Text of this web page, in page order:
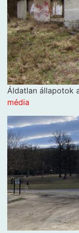
Áldatlan állapotok
média